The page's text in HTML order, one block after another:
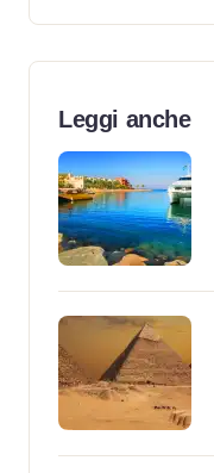
Leggi anche